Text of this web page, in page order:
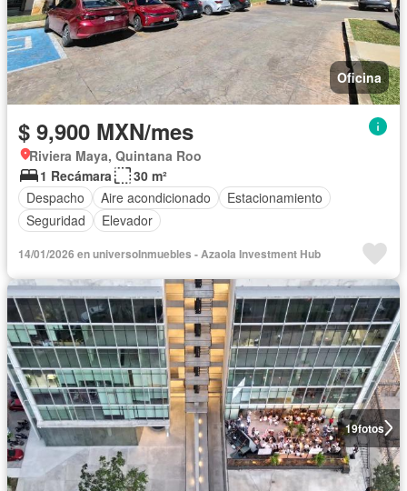
Oficina
$ 9,900 MXN/mes
Riviera Maya, Quintana Roo
1 Recámara
30 m²
Despacho
Aire acondicionado
Estacionamiento
Seguridad
Elevador
14/01/2026 en universoInmuebles - Azaola Investment Hub
19fotos